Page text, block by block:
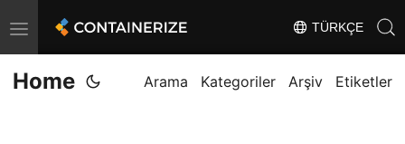
T
o
g
TÜRKÇE
Home Arama Kategoriler Arşiv Etiketler